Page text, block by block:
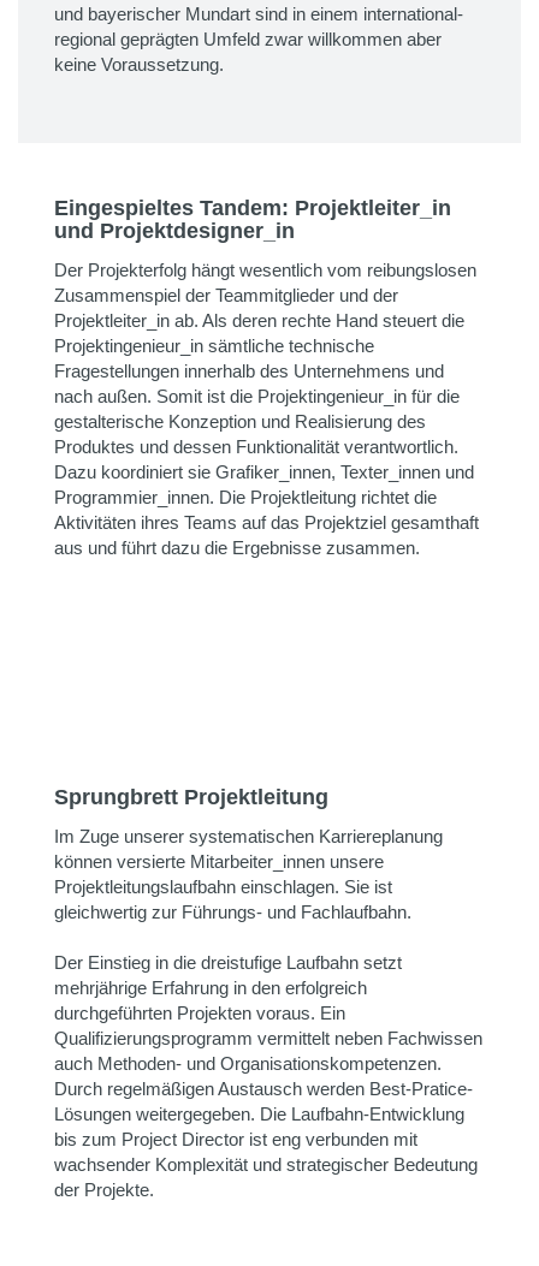
und bayerischer Mundart sind in einem international-
regional geprägten Umfeld zwar willkommen aber
keine Voraussetzung.
Eingespieltes Tandem: Projektleiter_in
und Projektdesigner_in
Der Projekterfolg hängt wesentlich vom reibungslosen
Zusammenspiel der Teammitglieder und der
Projektleiter_in ab. Als deren rechte Hand steuert die
Projektingenieur_in sämtliche technische
Fragestellungen innerhalb des Unternehmens und
nach außen. Somit ist die Projektingenieur_in für die
gestalterische Konzeption und Realisierung des
Produktes und dessen Funktionalität verantwortlich.
Dazu koordiniert sie Grafiker_innen, Texter_innen und
Programmier_innen. Die Projektleitung richtet die
Aktivitäten ihres Teams auf das Projektziel gesamthaft
aus und führt dazu die Ergebnisse zusammen.
Sprungbrett Projektleitung
Im Zuge unserer systematischen Karriereplanung
können versierte Mitarbeiter_innen unsere
Projektleitungslaufbahn einschlagen. Sie ist
gleichwertig zur Führungs- und Fachlaufbahn.
Der Einstieg in die dreistufige Laufbahn setzt
mehrjährige Erfahrung in den erfolgreich
durchgeführten Projekten voraus. Ein
Qualifizierungsprogramm vermittelt neben Fachwissen
auch Methoden- und Organisationskompetenzen.
Durch regelmäßigen Austausch werden Best-Pratice-
Lösungen weitergegeben. Die Laufbahn-Entwicklung
bis zum Project Director ist eng verbunden mit
wachsender Komplexität und strategischer Bedeutung
der Projekte.